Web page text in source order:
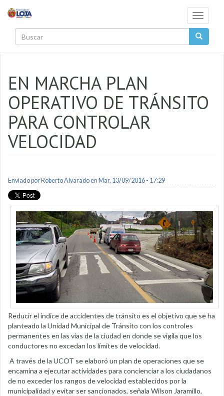
Toggle
EN MARCHA PLAN
OPERATIVO DE TRÁNSITO
PARA CONTROLAR
VELOCIDAD
Enviado por Roberto Alvaradoen Mar, 13/09/2016 - 17:29
Reducir el índice de accidentes de tránsito es el objetivo que se ha
planteado la Unidad Municipal de Tránsito con los controles
permanentes en las vías de la ciudad en donde se vigila que los
conductores no excedan los límites de velocidad.
A través de la UCOT se elaboró un plan de operaciones que se
encamina a ejecutar actividades para concienciar a los ciudadanos
de no exceder los rangos de velocidad establecidos por la
municipalidad y evitar ser sancionados, señala Wilson Jaramillo,